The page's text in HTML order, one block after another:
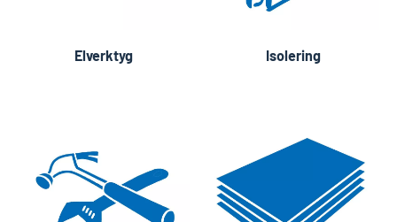
Elverktyg Isolering